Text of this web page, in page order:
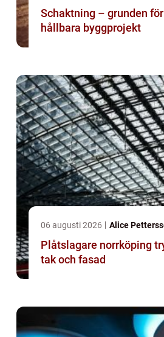
Schaktning – grunden
hållbara byggprojekt
06 augusti 2026 Alice
Plåtslagare norrköping trygg plåt för
tak och fasad